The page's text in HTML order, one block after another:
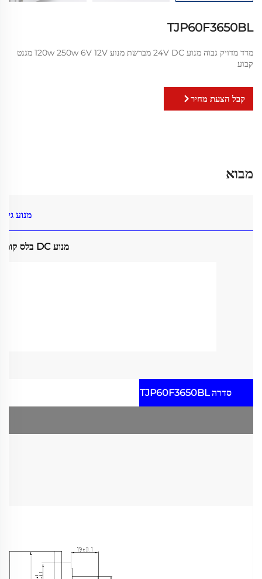
TJP60F3650BL
מדד מדויק גבוה מנוע 24V DC מברשת מנוע 120w 250w 6V 12V מגנט
קבוע
קבל הצעת מחיר
מבוא
מנוע גיר DC
מנוע DC בלס קומפקטי 3650BL עם תיבת גיר ספור
סדרה TJP60F3650BL